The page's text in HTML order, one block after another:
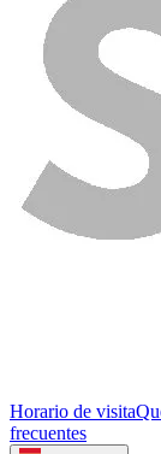
Horario de visita
frecuentes